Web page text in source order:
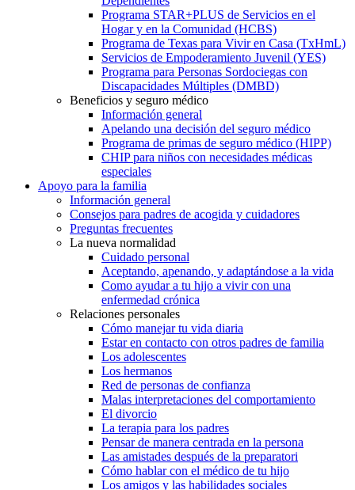
Programa STAR+PLUS de Servicios en el
Hogar y en la Comunidad (HCBS)
Programa de Texas para Vivir en Casa (TxHmL)
Servicios de Empoderamiento Juvenil (YES)
Programa para Personas Sordociegas con
Discapacidades Múltiples (DMBD)
Beneficios y seguro médico
Información general
Apelando una decisión del seguro médico
Programa de primas de seguro médico (HIPP)
CHIP para niños con necesidades médicas
especiales
Apoyo para la familia
Información general
Consejos para padres de acogida y cuidadores
Preguntas frecuentes
La nueva normalidad
Cuidado personal
Aceptando, apenando, y adaptándose a la vida
Como ayudar a tu hijo a vivir con una
enfermedad crónica
Relaciones personales
Cómo manejar tu vida diaria
Estar en contacto con otros padres de familia
Los adolescentes
Los hermanos
Red de personas de confianza
Malas interpretaciones del comportamiento
El divorcio
La terapia para los padres
Pensar de manera centrada en la persona
Las amistades después de la preparatori
Cómo hablar con el médico de tu hijo
Los amigos y las habilidades sociales